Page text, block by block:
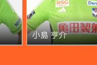
小島 亨介